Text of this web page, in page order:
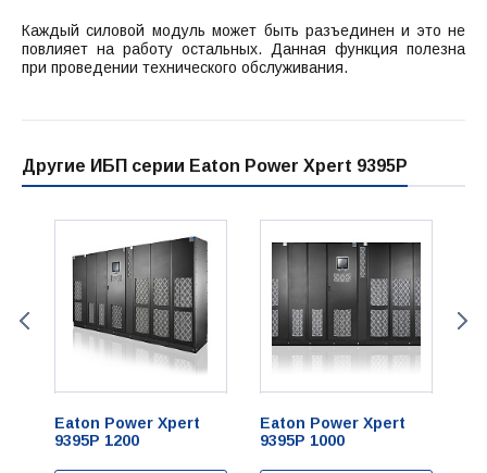
Каждый силовой модуль может быть разъединен и это не
повлияет на работу остальных. Данная функция полезна
при проведении технического обслуживания.
Другие ИБП серии Eaton Power Xpert 9395P
Eaton Power Xpert
9395P 1200
Eaton Power Xpert
9395P 1000